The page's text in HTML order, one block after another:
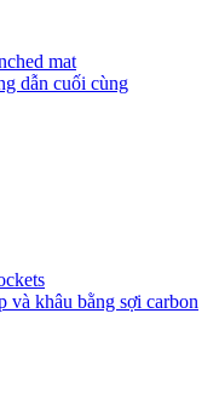
dẫn cuối cùng
và khâu bằng sợi carbon